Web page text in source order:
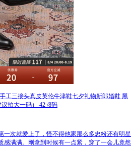
工三接头真皮英伦牛津鞋七夕礼物新郎婚鞋 黑
拍大一码） 42 /8码
一次就爱上了，怪不得他家那么多忠粉还有明星
感满满。刚拿到时候有一点紧，穿了一会儿竟然